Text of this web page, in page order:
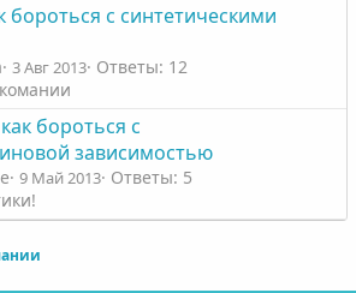
бороться с синтетическими
3 Авг 2013 Ответы: 12
бороться с
зависимостью
9 Май 2013 Ответы: 5